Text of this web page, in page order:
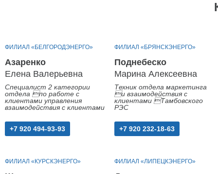
ФИЛИАЛ «БЕЛГОРОДЭНЕРГО»
Азаренко
Елена Валерьевна
Специалист 2 категории
отдела по работе с
клиентами управления
взаимодействия с клиентами
+7 920 494-93-93
ФИЛИАЛ «БРЯНСКЭНЕРГО»
Поднебеско
Марина Алексеевна
Техник отдела маркетинга
и взаимодействия с
клиентами Тамбовского
РЭС
+7 920 232-18-63
ФИЛИАЛ «КУРСКЭНЕРГО» ФИЛИАЛ «ЛИПЕЦКЭНЕРГО»